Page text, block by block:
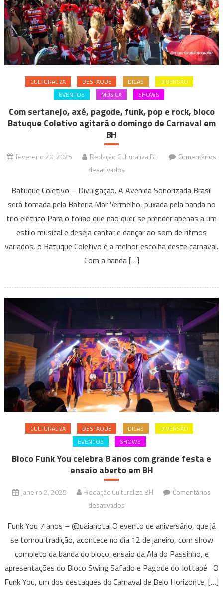
CULTURALIZA DESTAQUE DICAS
DIVERSÃO
EVENTOS
MÚSICA SHOWS
Com sertanejo, axé, pagode, funk, pop e rock, bloco
Batuque Coletivo agitará o domingo de Carnaval em
BH
fevereiro 20, 2025 Redação Culturaliza BH
Comentários
desativados
sertanejo,
axé,
pagode,
funk,
pop
e
o
domingo
de
Carnaval
em
BH
Batuque Coletivo – Divulgação. A Avenida Sonorizada Brasil
será tomada pela Bateria Mar Vermelho, puxada pela banda no
trio elétrico Para o folião que não quer se prender apenas a um
estilo musical e deseja cantar e dançar ao som de ritmos
variados, o Batuque Coletivo é a melhor escolha deste carnaval.
Com a banda […]
CULTURALIZA DESTAQUE DICAS
DIVERSÃO
EVENTOS
SHOWS
Bloco Funk You celebra 8 anos com grande festa e
ensaio aberto em BH
janeiro 2, 2025 Redação Culturaliza BH
Comentários
desativados
Funk
You
celebra
8
anos
Funk You 7 anos – @uaianotai O evento de aniversário, que já
se tornou tradição, acontece no dia 12 de janeiro, com show
completo da banda do bloco, ensaio da Ala do Passinho, e
apresentações do Bloco Swing Safado e Pagode do Jottapê O
Funk You, um dos destaques do Carnaval de Belo Horizonte, […]